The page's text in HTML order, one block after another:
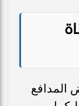
المدافع